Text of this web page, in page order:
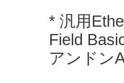
* 汎用
Field
アンドン